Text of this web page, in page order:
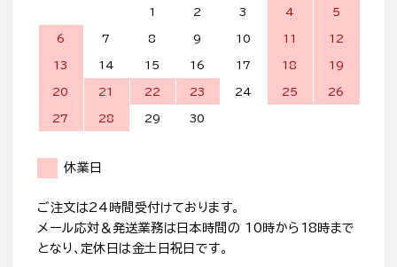
1 2 3 4 5
6 7 8 9 10 11 12
13 14 15 16 17 18 19
20 21 22 23 24 25 26
27 28 29 30
休業日
ご注文は24時間受付けております。
メール応対＆発送業務は日本時間の 10時から18時まで
となり、定休日は金土日祝日です。